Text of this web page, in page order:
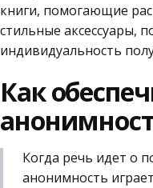
книги, помогающие
стильные аксессуары,
индивидуальность
Как
Когда речь идет о
анонимность